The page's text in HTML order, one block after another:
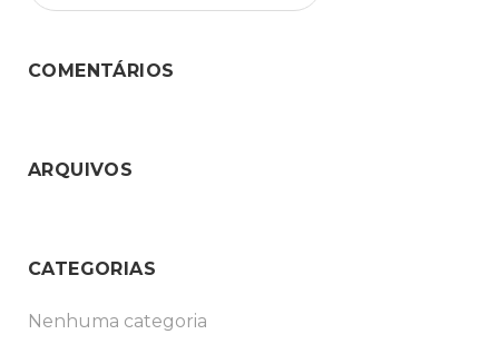
COMENTÁRIOS
ARQUIVOS
CATEGORIAS
Nenhuma categoria